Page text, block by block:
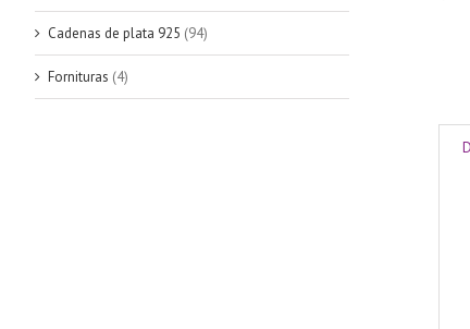
Cadenas de plata 925 (94)
Fornituras (4)